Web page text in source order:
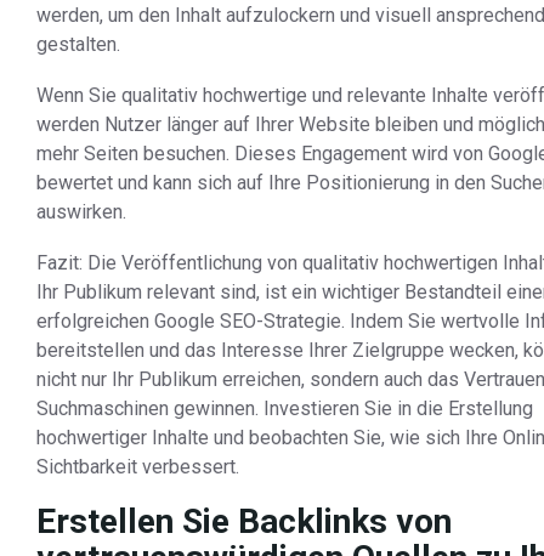
werden, um den Inhalt aufzulockern und visuell
gestalten.
Wenn Sie qualitativ hochwertige und relevante Inhalte
werden Nutzer länger auf Ihrer Website bleiben und
mehr Seiten besuchen. Dieses Engagement wird von
bewertet und kann sich auf Ihre Positionierung in den
auswirken.
Fazit: Die Veröffentlichung von qualitativ hochwertigen
Ihr Publikum relevant sind, ist ein wichtiger Bestandteil
erfolgreichen Google SEO-Strategie. Indem Sie wertvolle
bereitstellen und das Interesse Ihrer Zielgruppe wecken,
nicht nur Ihr Publikum erreichen, sondern auch das
Suchmaschinen gewinnen. Investieren Sie in die Erstellung
hochwertiger Inhalte und beobachten Sie, wie sich Ihre
Sichtbarkeit verbessert.
Erstellen Sie Backlinks von